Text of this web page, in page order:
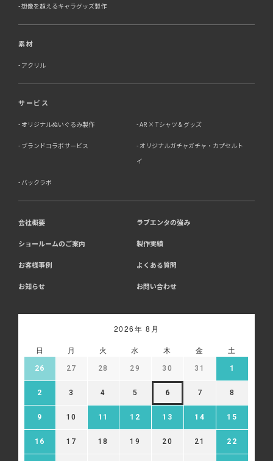
想像を超えるキャラグッズ製作
素材
アクリル
サービス
オリジナルぬいぐるみ製作 AR × Tシャツ & グッズ
ブランドコラボサービス
オリジナルガチャガチャ・カプセルト
イ
バックラボ
会社概要 ラブエンタの強み
ショールームのご案内 製作実績
お客様事例 よくある質問
お知らせ お問い合わせ
2026年 8月
日 月 火 水 木 金 土
26 27 28 29 30 31 1
2 3 4 5 6 7 8
9 10 11 12 13 14 15
16 17 18 19 20 21 22